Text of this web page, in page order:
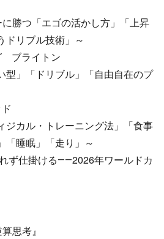
に勝つ「エゴの活かし方」「上昇
ドリブル技術」～
ブライトン
型」「ドリブル」「自由自在のプ
ジカル・トレーニング法」「食事
「睡眠」「走り」～
仕掛ける――2026年ワールドカ
思考』